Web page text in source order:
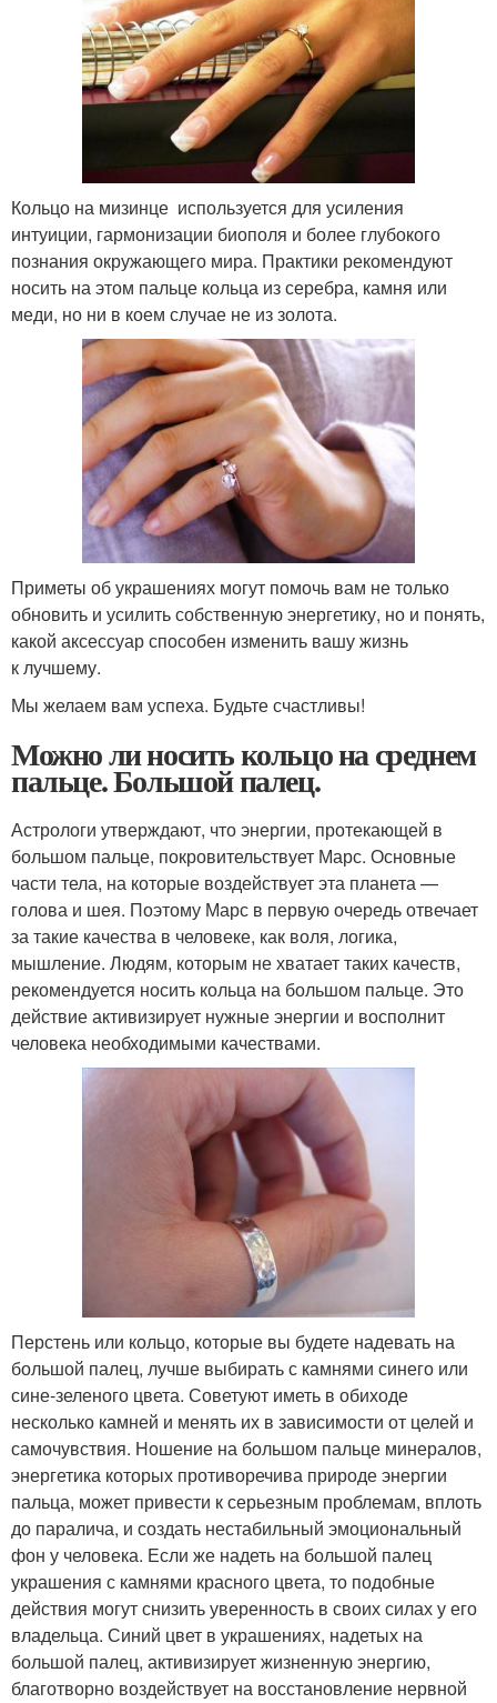
Кольцо на мизинце используется для усиления
интуиции, гармонизации биополя и более глубокого
познания окружающего мира. Практики рекомендуют
носить на этом пальце кольца из серебра, камня или
меди, но ни в коем случае не из золота.
Приметы об украшениях могут помочь вам не только
обновить и усилить собственную энергетику, но и понять,
какой аксессуар способен изменить вашу жизнь
к лучшему.
Мы желаем вам успеха. Будьте счастливы!
Можно ли носить кольцо на среднем
пальце. Большой палец.
Астрологи утверждают, что энергии, протекающей в
большом пальце, покровительствует Марс. Основные
части тела, на которые воздействует эта планета —
голова и шея. Поэтому Марс в первую очередь отвечает
за такие качества в человеке, как воля, логика,
мышление. Людям, которым не хватает таких качеств,
рекомендуется носить кольца на большом пальце. Это
действие активизирует нужные энергии и восполнит
человека необходимыми качествами.
Перстень или кольцо, которые вы будете надевать на
большой палец, лучше выбирать с камнями синего или
сине-зеленого цвета. Советуют иметь в обиходе
несколько камней и менять их в зависимости от целей и
самочувствия. Ношение на большом пальце минералов,
энергетика которых противоречива природе энергии
пальца, может привести к серьезным проблемам, вплоть
до паралича, и создать нестабильный эмоциональный
фон у человека. Если же надеть на большой палец
украшения с камнями красного цвета, то подобные
действия могут снизить уверенность в своих силах у его
владельца. Синий цвет в украшениях, надетых на
большой палец, активизирует жизненную энергию,
благотворно воздействует на восстановление нервной